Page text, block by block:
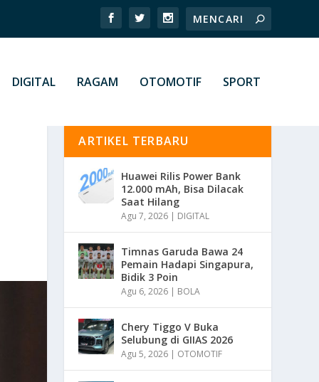
DIGITAL RAGAM OTOMOTIF SPORT
ARTIKEL TERBARU
Huawei Rilis Power Bank
12.000 mAh, Bisa Dilacak
Saat Hilang
Agu 7, 2026 | DIGITAL
Timnas Garuda Bawa 24
Pemain Hadapi Singapura,
Bidik 3 Poin
Agu 6, 2026 | BOLA
Chery Tiggo V Buka
Selubung di GIIAS 2026
Agu 5, 2026 | OTOMOTIF